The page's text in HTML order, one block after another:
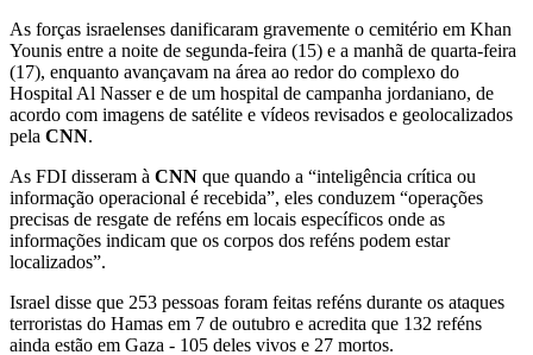
As forças israelenses danificaram gravemente o cemitério em Khan
Younis entre a noite de segunda-feira (15) e a manhã de quarta-feira
(17), enquanto avançavam na área ao redor do complexo do
Hospital Al Nasser e de um hospital de campanha jordaniano, de
acordo com imagens de satélite e vídeos revisados e geolocalizados
pela CNN.
As FDI disseram à CNN que quando a “inteligência crítica ou
informação operacional é recebida”, eles conduzem “operações
precisas de resgate de reféns em locais específicos onde as
informações indicam que os corpos dos reféns podem estar
localizados”.
Israel disse que 253 pessoas foram feitas reféns durante os ataques
terroristas do Hamas em 7 de outubro e acredita que 132 reféns
ainda estão em Gaza - 105 deles vivos e 27 mortos.